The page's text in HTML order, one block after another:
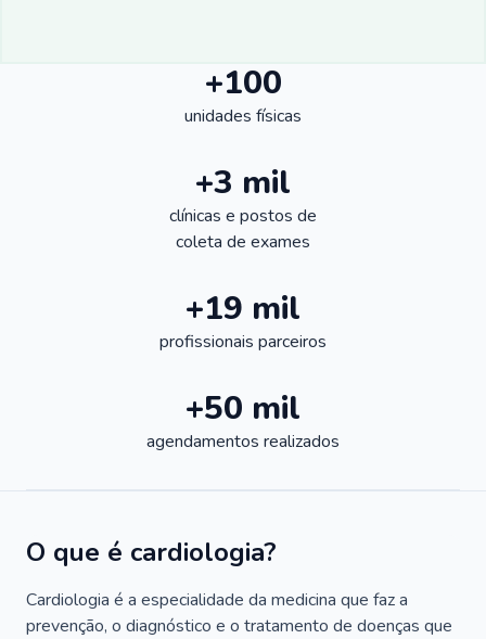
+100
unidades físicas
+3 mil
clínicas e postos de
coleta de exames
+19 mil
profissionais parceiros
+50 mil
agendamentos realizados
O que é cardiologia?
Cardiologia é a especialidade da medicina que faz a
prevenção, o diagnóstico e o tratamento de doenças que